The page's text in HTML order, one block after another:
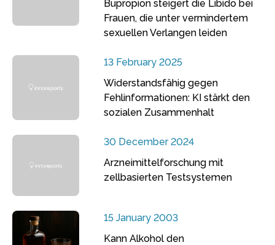
Bupropion steigert die Libido bei
Frauen, die unter vermindertem
sexuellen Verlangen leiden
13 February 2025
Widerstandsfähig gegen
Fehlinformationen: KI stärkt den
sozialen Zusammenhalt
30 December 2024
Arzneimittelforschung mit
zellbasierten Testsystemen
15 January 2003
Kann Alkohol den